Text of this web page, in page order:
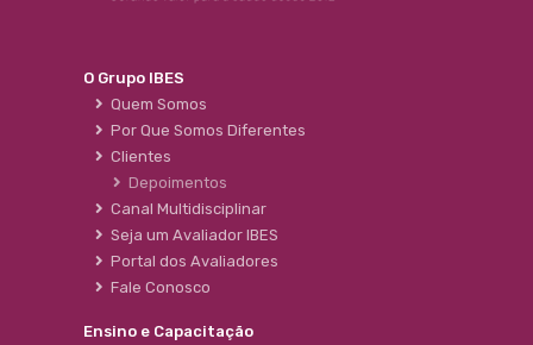
O Grupo IBES
Quem Somos
Por Que Somos Diferentes
Clientes
Depoimentos
Canal Multidisciplinar
Seja um Avaliador IBES
Portal dos Avaliadores
Fale Conosco
Ensino e Capacitação